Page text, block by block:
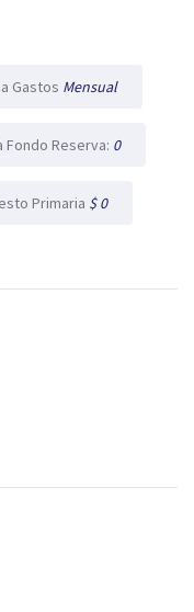
Gastos Mensual
Fondo Reserva: 0
Primaria $ 0